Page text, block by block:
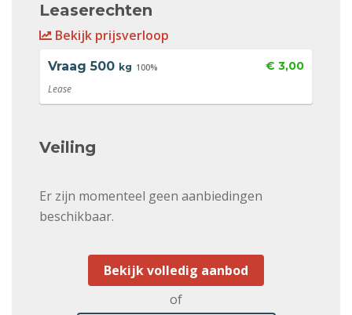
Leaserechten
Bekijk prijsverloop
Vraag 500 kg 100% € 3,00
Lease
Veiling
Er zijn momenteel geen aanbiedingen
beschikbaar.
Bekijk volledig aanbod
of